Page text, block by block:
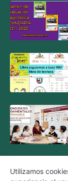
Utilizamos